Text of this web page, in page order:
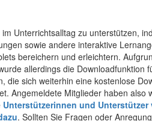
Unterrichtsalltag zu unterstützen,
sowie andere interaktive
bereichern und erleichtern.
allerdings die Downloadfunktion
sich weiterhin eine kostenlose
Angemeldete Mitglieder haben also
Unterstützerinnen und
. Sollten Sie Fragen oder